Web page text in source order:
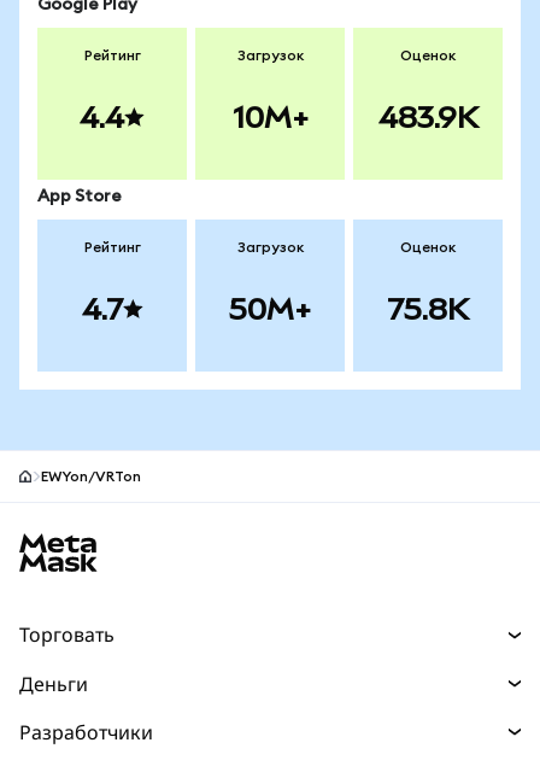
Google Play
Рейтинг
4.4
Загрузок
10M+
Оценок
483.9K
App Store
Рейтинг
4.7
Загрузок
50M+
Оценок
75.8K
EWYon/VRTon
Торговать
Прогнозы
Деньги
Разработчики